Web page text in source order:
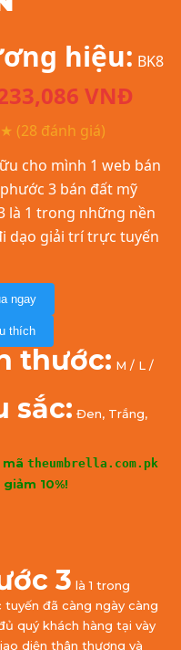
hiệu: BK8
VNĐ
(28 đánh giá)
cho mình 1 web bán
3 bán đất mỹ
là 1 trong những nền
dạo giải trí trực tuyến
ngay
thích
thước: M / L /
sắc: Đen, Trắng,
mãtheumbrella.com.pk
10%!
3 là 1 trong
đã càng ngày càng
quý khách hàng tại vày
diện thân thương và